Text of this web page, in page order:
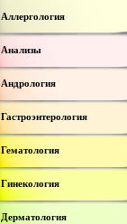
Аллергология
Анализы
Андрология
Гастроэнтерология
Гематология
Гинекология
Дерматология